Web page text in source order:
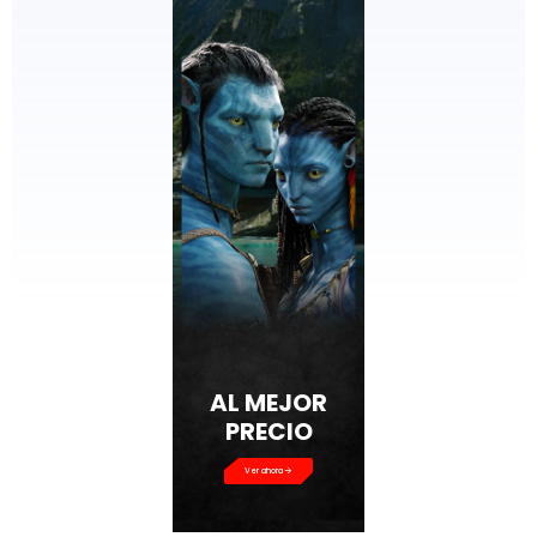
AL MEJOR
PRECIO
Ver ahora